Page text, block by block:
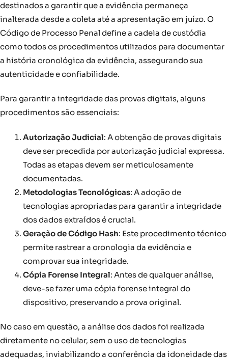
destinados a garantir que a evidência permaneça
inalterada desde a coleta até a apresentação em juízo. O
Código de Processo Penal define a cadeia de custódia
como todos os procedimentos utilizados para documentar
a história cronológica da evidência, assegurando sua
autenticidade e confiabilidade.
Para garantir a integridade das provas digitais, alguns
procedimentos são essenciais:
Autorização Judicial: A obtenção de provas digitais
deve ser precedida por autorização judicial expressa.
Todas as etapas devem ser meticulosamente
documentadas.
Metodologias Tecnológicas: A adoção de
tecnologias apropriadas para garantir a integridade
dos dados extraídos é crucial.
Geração de Código Hash: Este procedimento técnico
permite rastrear a cronologia da evidência e
comprovar sua integridade.
Cópia Forense Integral: Antes de qualquer análise,
deve-se fazer uma cópia forense integral do
dispositivo, preservando a prova original.
No caso em questão, a análise dos dados foi realizada
diretamente no celular, sem o uso de tecnologias
adequadas, inviabilizando a conferência da idoneidade das